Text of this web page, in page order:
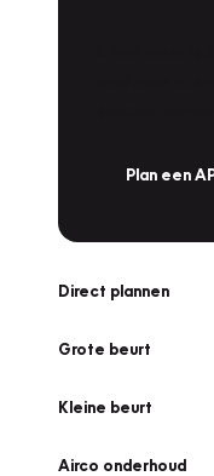
Plan een
Direct plannen
Grote beurt
Kleine beurt
Airco onderhoud